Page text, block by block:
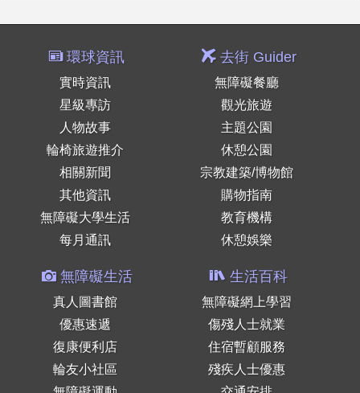
環球資訊
實時資訊
星級專訪
人物故事
輪椅旅遊推介
相關新聞
其他資訊
無障礙大學生活
每月通訊
去街 Guider
無障礙餐廳
觀光旅遊
主題公園
休憩公園
宗教建築/博物館
購物指南
教育機構
休憩娛樂
無障礙生活
真人圖書館
優惠速遞
復康便利店
輪友小社區
生活百科
無障礙網上學習
傷殘人士就業
住宿暫顧服務
殘疾人士優惠